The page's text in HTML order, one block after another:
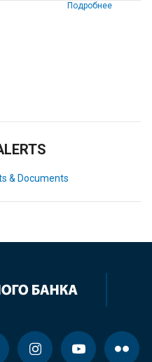
Подробнее
& Documents